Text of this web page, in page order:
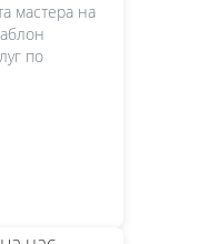
мастера на
по